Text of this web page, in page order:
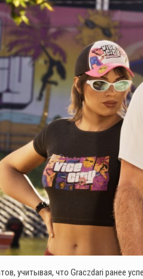
учитывая, что Graczdari ранее